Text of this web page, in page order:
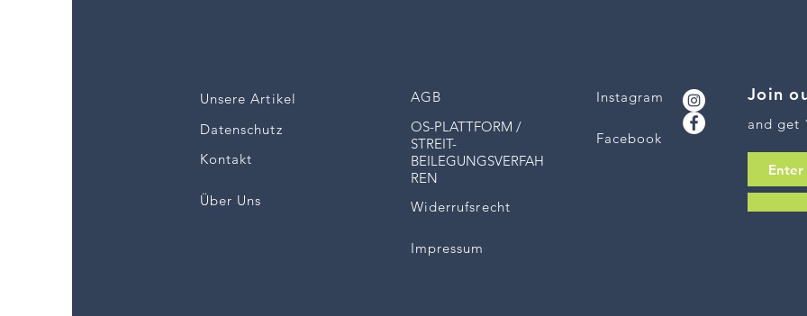
Unsere Artikel
Datenschutz
Kontakt
Über Uns
AGB
OS-PLATTFORM /
STREIT-
BEILEGUNGSVERFAH
REN
Widerrufsrecht
Impressum
Instagram
Facebook
Join
and get